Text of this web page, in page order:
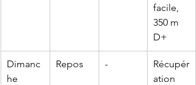
facile,
350 m
D+
Dimanc
he
Repos -
Récupér
ation